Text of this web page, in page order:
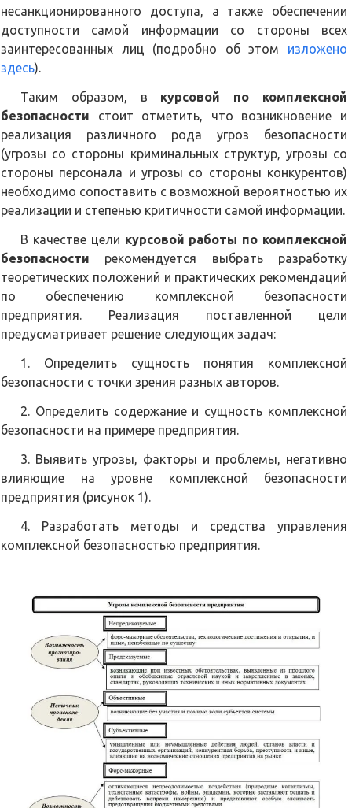
несанкционированного доступа, а также обеспечении
доступности самой информации со стороны всех
заинтересованных лиц (подробно об этом изложено
здесь).
Таким образом, в курсовой по комплексной
безопасности стоит отметить, что возникновение и
реализация различного рода угроз безопасности
(угрозы со стороны криминальных структур, угрозы со
стороны персонала и угрозы со стороны конкурентов)
необходимо сопоставить с возможной вероятностью их
реализации и степенью критичности самой информации.
В качестве цели курсовой работы по комплексной
безопасности рекомендуется выбрать разработку
теоретических положений и практических рекомендаций
по обеспечению комплексной безопасности
предприятия. Реализация поставленной цели
предусматривает решение следующих задач:
1. Определить сущность понятия комплексной
безопасности с точки зрения разных авторов.
2. Определить содержание и сущность комплексной
безопасности на примере предприятия.
3. Выявить угрозы, факторы и проблемы, негативно
влияющие на уровне комплексной безопасности
предприятия (рисунок 1).
4. Разработать методы и средства управления
комплексной безопасностью предприятия.